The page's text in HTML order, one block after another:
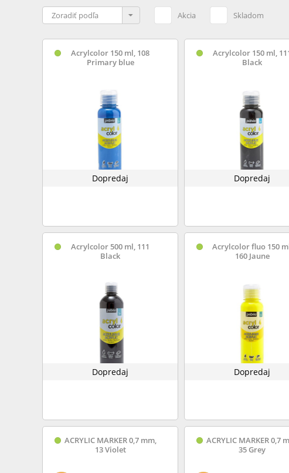
Akcia Skladom
Acrylcolor 150 ml, 108
Primary blue
Dopredaj
Acrylcolor 150 ml,
Black
Dopredaj
Acrylcolor 500 ml, 111
Black
Dopredaj
Acrylcolor fluo 150
160 Jaune
Dopredaj
ACRYLIC MARKER 0,7 mm,
13 Violet
ACRYLIC MARKER 0,7
35 Grey